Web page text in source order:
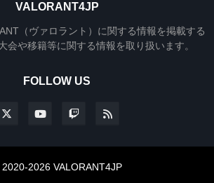
VALORANT4JP
（ヴァロラント）に関する情報を掲載する
会や移籍等に関する情報を取り扱います。
FOLLOW US
2026 VALORANT4JP